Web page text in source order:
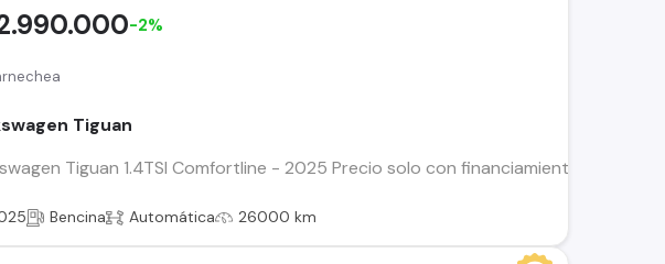
Tiguan
Tiguan 1.4TSI Comfortline - 2025 Precio solo con financiamiento
-2%
Bencina Automática 26000 km